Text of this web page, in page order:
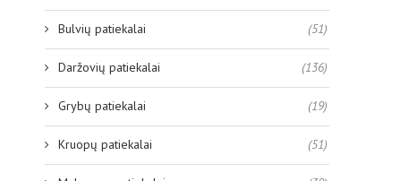
Bulvių patiekalai (51)
Daržovių patiekalai (136)
Grybų patiekalai (19)
Kruopų patiekalai (51)